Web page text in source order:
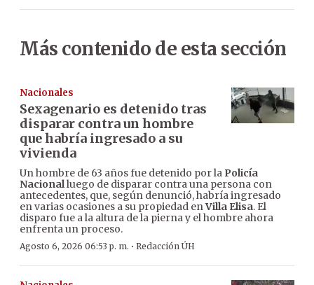
Más contenido de esta sección
Nacionales
Sexagenario es detenido tras
disparar contra un hombre
que habría ingresado a su
vivienda
Un hombre de 63 años fue detenido por la Policía
Nacionalluego de disparar contra una persona con
antecedentes, que, según denunció, habría ingresado
en varias ocasiones a su propiedad enVilla Elisa. El
disparo fue a la altura de la pierna y el hombre ahora
enfrenta un proceso.
Agosto 6, 2026 06:53 p. m. · Redacción ÚH